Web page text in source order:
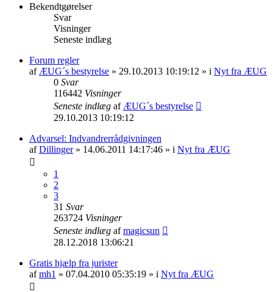
Bekendtgørelser
Svar
Visninger
Seneste indlæg
Forum regler
af ÆUG´s bestyrelse » 29.10.2013 10:19:12 » i Nyt fra ÆUG
0 Svar
116442 Visninger
Seneste indlæg af ÆUG´s bestyrelse
29.10.2013 10:19:12
Advarsel: Indvandrerrådgivningen
afDillinger» 14.06.2011 14:17:46 » i Nyt fra ÆUG
1
2
3
31 Svar
263724 Visninger
Seneste indlæg afmagicsun
28.12.2018 13:06:21
Gratis hjælp fra jurister
afmh1 » 07.04.2010 05:35:19 » i Nyt fra ÆUG